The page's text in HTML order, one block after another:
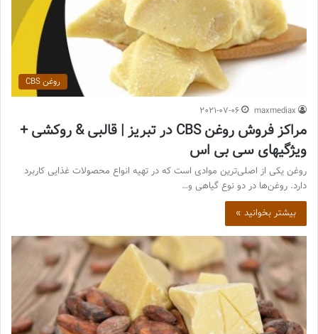
روغن CBS
maxmediax
2021-07-06
مراکز فروش روغن CBS در تبریز | قالبی & روکشی +
ویژگیهای سی بی اس
روغن یکی از اصلی‌ترین موادی است که در تهیه انواع محصولات غذایی کاربرد
دارد. روغن‌ها در دو نوع گیاهی و…
بیشتر بخوانید »